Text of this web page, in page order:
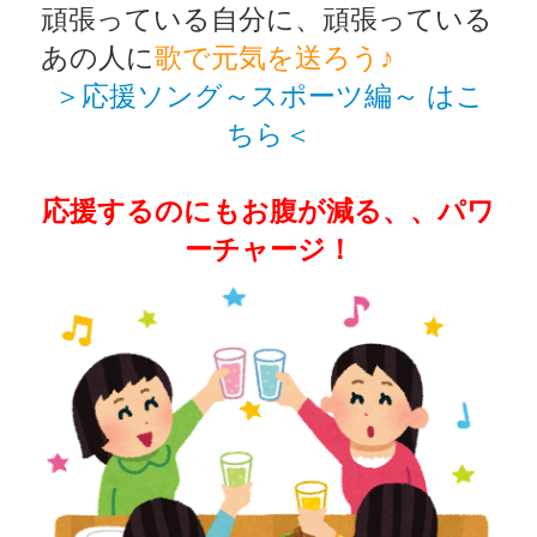
頑張っている自分に、頑張っている
あの人に歌で元気を送ろう♪
＞応援ソング～スポーツ編～ はこ
ちら＜
応援するのにもお腹が減る、、パワ
ーチャージ！